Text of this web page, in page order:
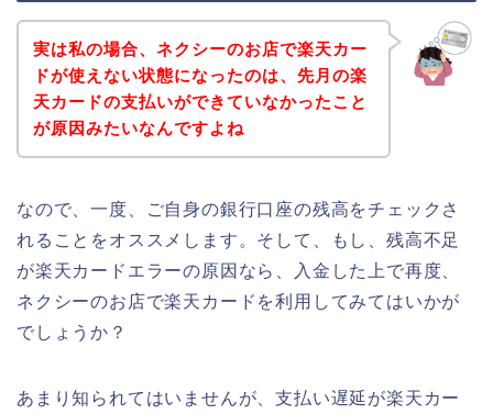
実は私の場合、ネクシーのお店で楽天カー
ドが使えない状態になったのは、先月の楽
天カードの支払いができていなかったこと
が原因みたいなんですよね
なので、一度、ご自身の銀行口座の残高をチェックさ
れることをオススメします。そして、もし、残高不足
が楽天カードエラーの原因なら、入金した上で再度、
ネクシーのお店で楽天カードを利用してみてはいかが
でしょうか？
あまり知られてはいませんが、支払い遅延が楽天カー